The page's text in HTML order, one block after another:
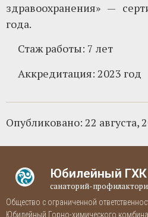
здравоохранения» —
года.
Стаж работы: 7 лет
Аккредитация: 2023 год
Опубликовано: 22 августа,
Юбилейный ГХК
санаторий-
Общество с ограниченной
Юбилейный Горно-химического